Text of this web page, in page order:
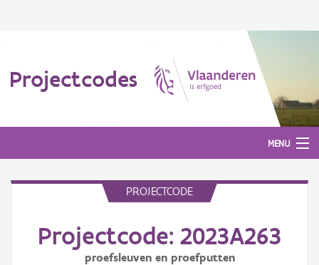
Projectcodes
MENU
PROJECTCODE
Projectcode: 2023A263
proefsleuven en proefputten